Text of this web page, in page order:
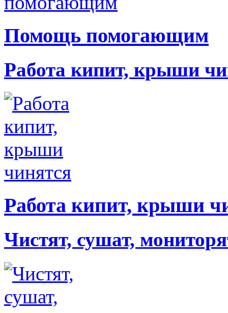
Помощь помогающим
Работа кипит, крыши
Работа кипит, крыши
Чистят, сушат,